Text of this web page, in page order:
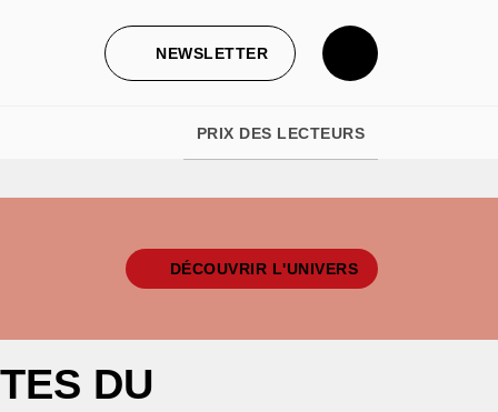
NEWSLETTER
PRIX DES LECTEURS
DÉCOUVRIR L'UNIVERS
DU